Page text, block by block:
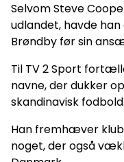
Selvom Steve
udlandet, havde
Brøndby før sin
Til TV 2 Sport
navne, der dukker
skandinavisk fodbold.
Han fremhæver
noget, der også